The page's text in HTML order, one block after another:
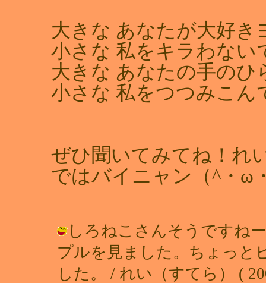
大きな あなたが大好き
小さな 私をキラわない
大きな あなたの手のひ
小さな 私をつつみこん
ぜひ聞いてみてね！れ
ではバイニャン（^・ω
しろねこさんそうですね
プルを見ました。ちょっ
した。 / れい（すてら） (